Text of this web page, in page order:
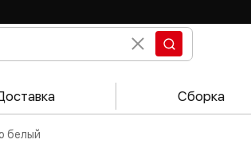
Сборка
белый